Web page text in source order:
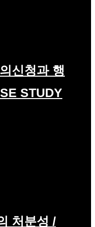
신청과 행
STUDY
처분성 /